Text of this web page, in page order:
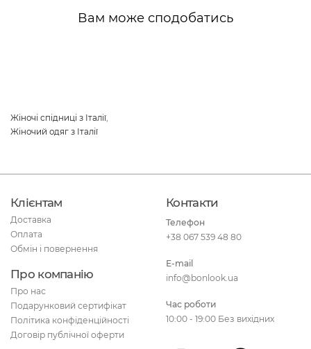
Вам може сподобатись
Жіночі спідниці з Італії,
Жіночий одяг з Італії
Клієнтам
Доставка
Оплата
Обмін і повернення
Про компанію
Про нас
Подарунковий сертифікат
Політика конфіденційності
Договір публічної оферти
Контакти
Телефон
+38 067 539 48 80
E-mail
info@bonlook.ua
Час роботи
10:00 - 19:00 Без вихідних